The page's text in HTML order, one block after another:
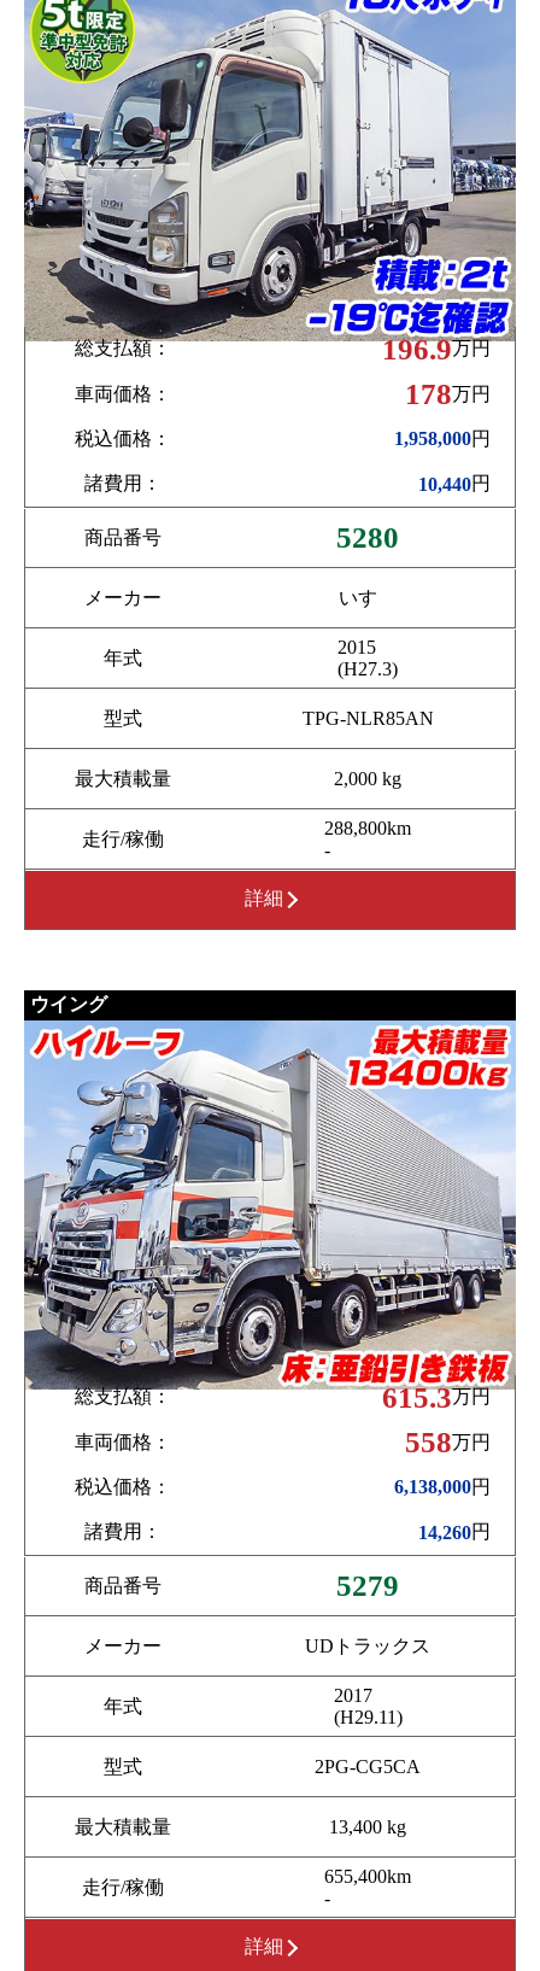
総支払額： 196.9万円
車両価格： 178万円
税込価格： 1,958,000円
諸費用： 10,440円
商品番号 5280
メーカー いすゞ
年式
2015
(H27.3)
型式 TPG-NLR85AN
最大積載量 2,000 kg
走行/稼働
288,800km
-
詳細
ウイング
総支払額： 615.3万円
車両価格： 558万円
税込価格： 6,138,000円
諸費用： 14,260円
商品番号 5279
メーカー UDトラックス
年式
2017
(H29.11)
型式 2PG-CG5CA
最大積載量 13,400 kg
走行/稼働
655,400km
-
詳細